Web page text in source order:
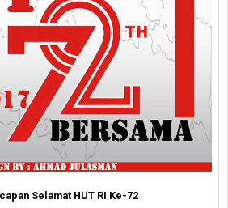
Selamat HUT RI Ke-72